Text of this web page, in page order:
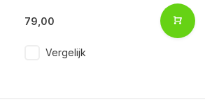
79,00
Vergelijk